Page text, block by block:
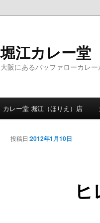
堀江カレー堂
大阪にあるバッファローカレ
メインコンテンツへ移動
サブコンテンツへ移動
カレー堂 堀江（ほりえ）店
投稿日:2012年1月10日